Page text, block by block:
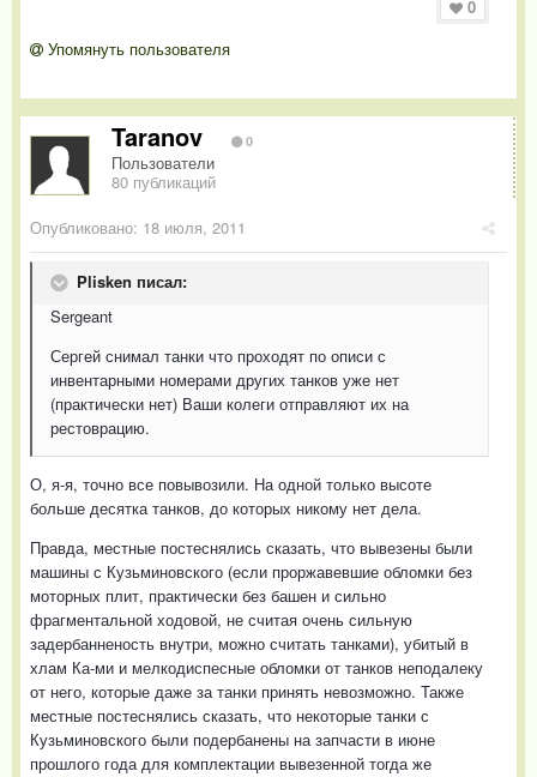
0
Упомянуть пользователя
Taranov 0
Пользователи
80 публикаций
Опубликовано: 18 июля, 2011
Plisken писал:
Sergeant
Сергей снимал танки что проходят по описи с
инвентарными номерами других танков уже нет
(практически нет) Ваши колеги отправляют их на
рестоврацию.
О, я-я, точно все повывозили. На одной только высоте
больше десятка танков, до которых никому нет дела.
Правда, местные постеснялись сказать, что вывезены были
машины с Кузьминовского (если проржавевшие обломки без
моторных плит, практически без башен и сильно
фрагментальной ходовой, не считая очень сильную
задербанненость внутри, можно считать танками), убитый в
хлам Ка-ми и мелкодиспесные обломки от танков неподалеку
от него, которые даже за танки принять невозможно. Также
местные постеснялись сказать, что некоторые танки с
Кузьминовского были подербанены на запчасти в июне
прошлого года для комплектации вывезенной тогда же